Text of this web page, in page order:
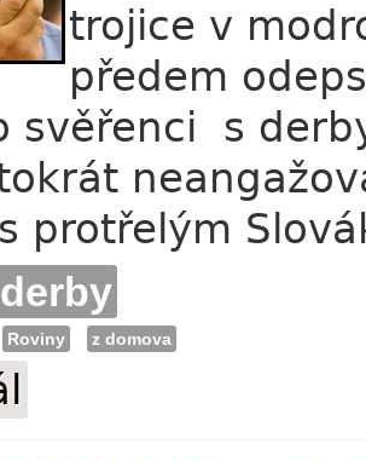
trojice v
předem
svěřenci s
protřelým
Roviny z domova